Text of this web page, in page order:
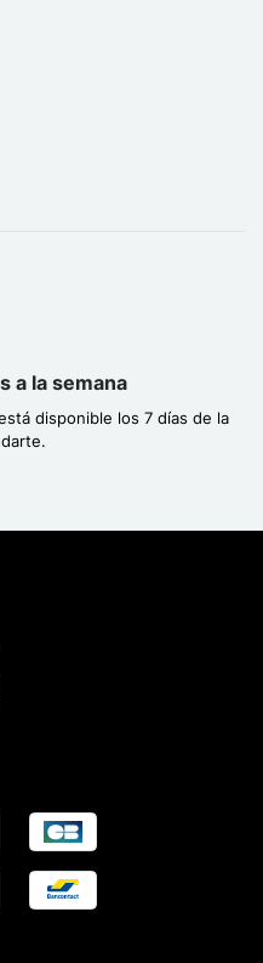
a la semana
disponible los 7 días de la